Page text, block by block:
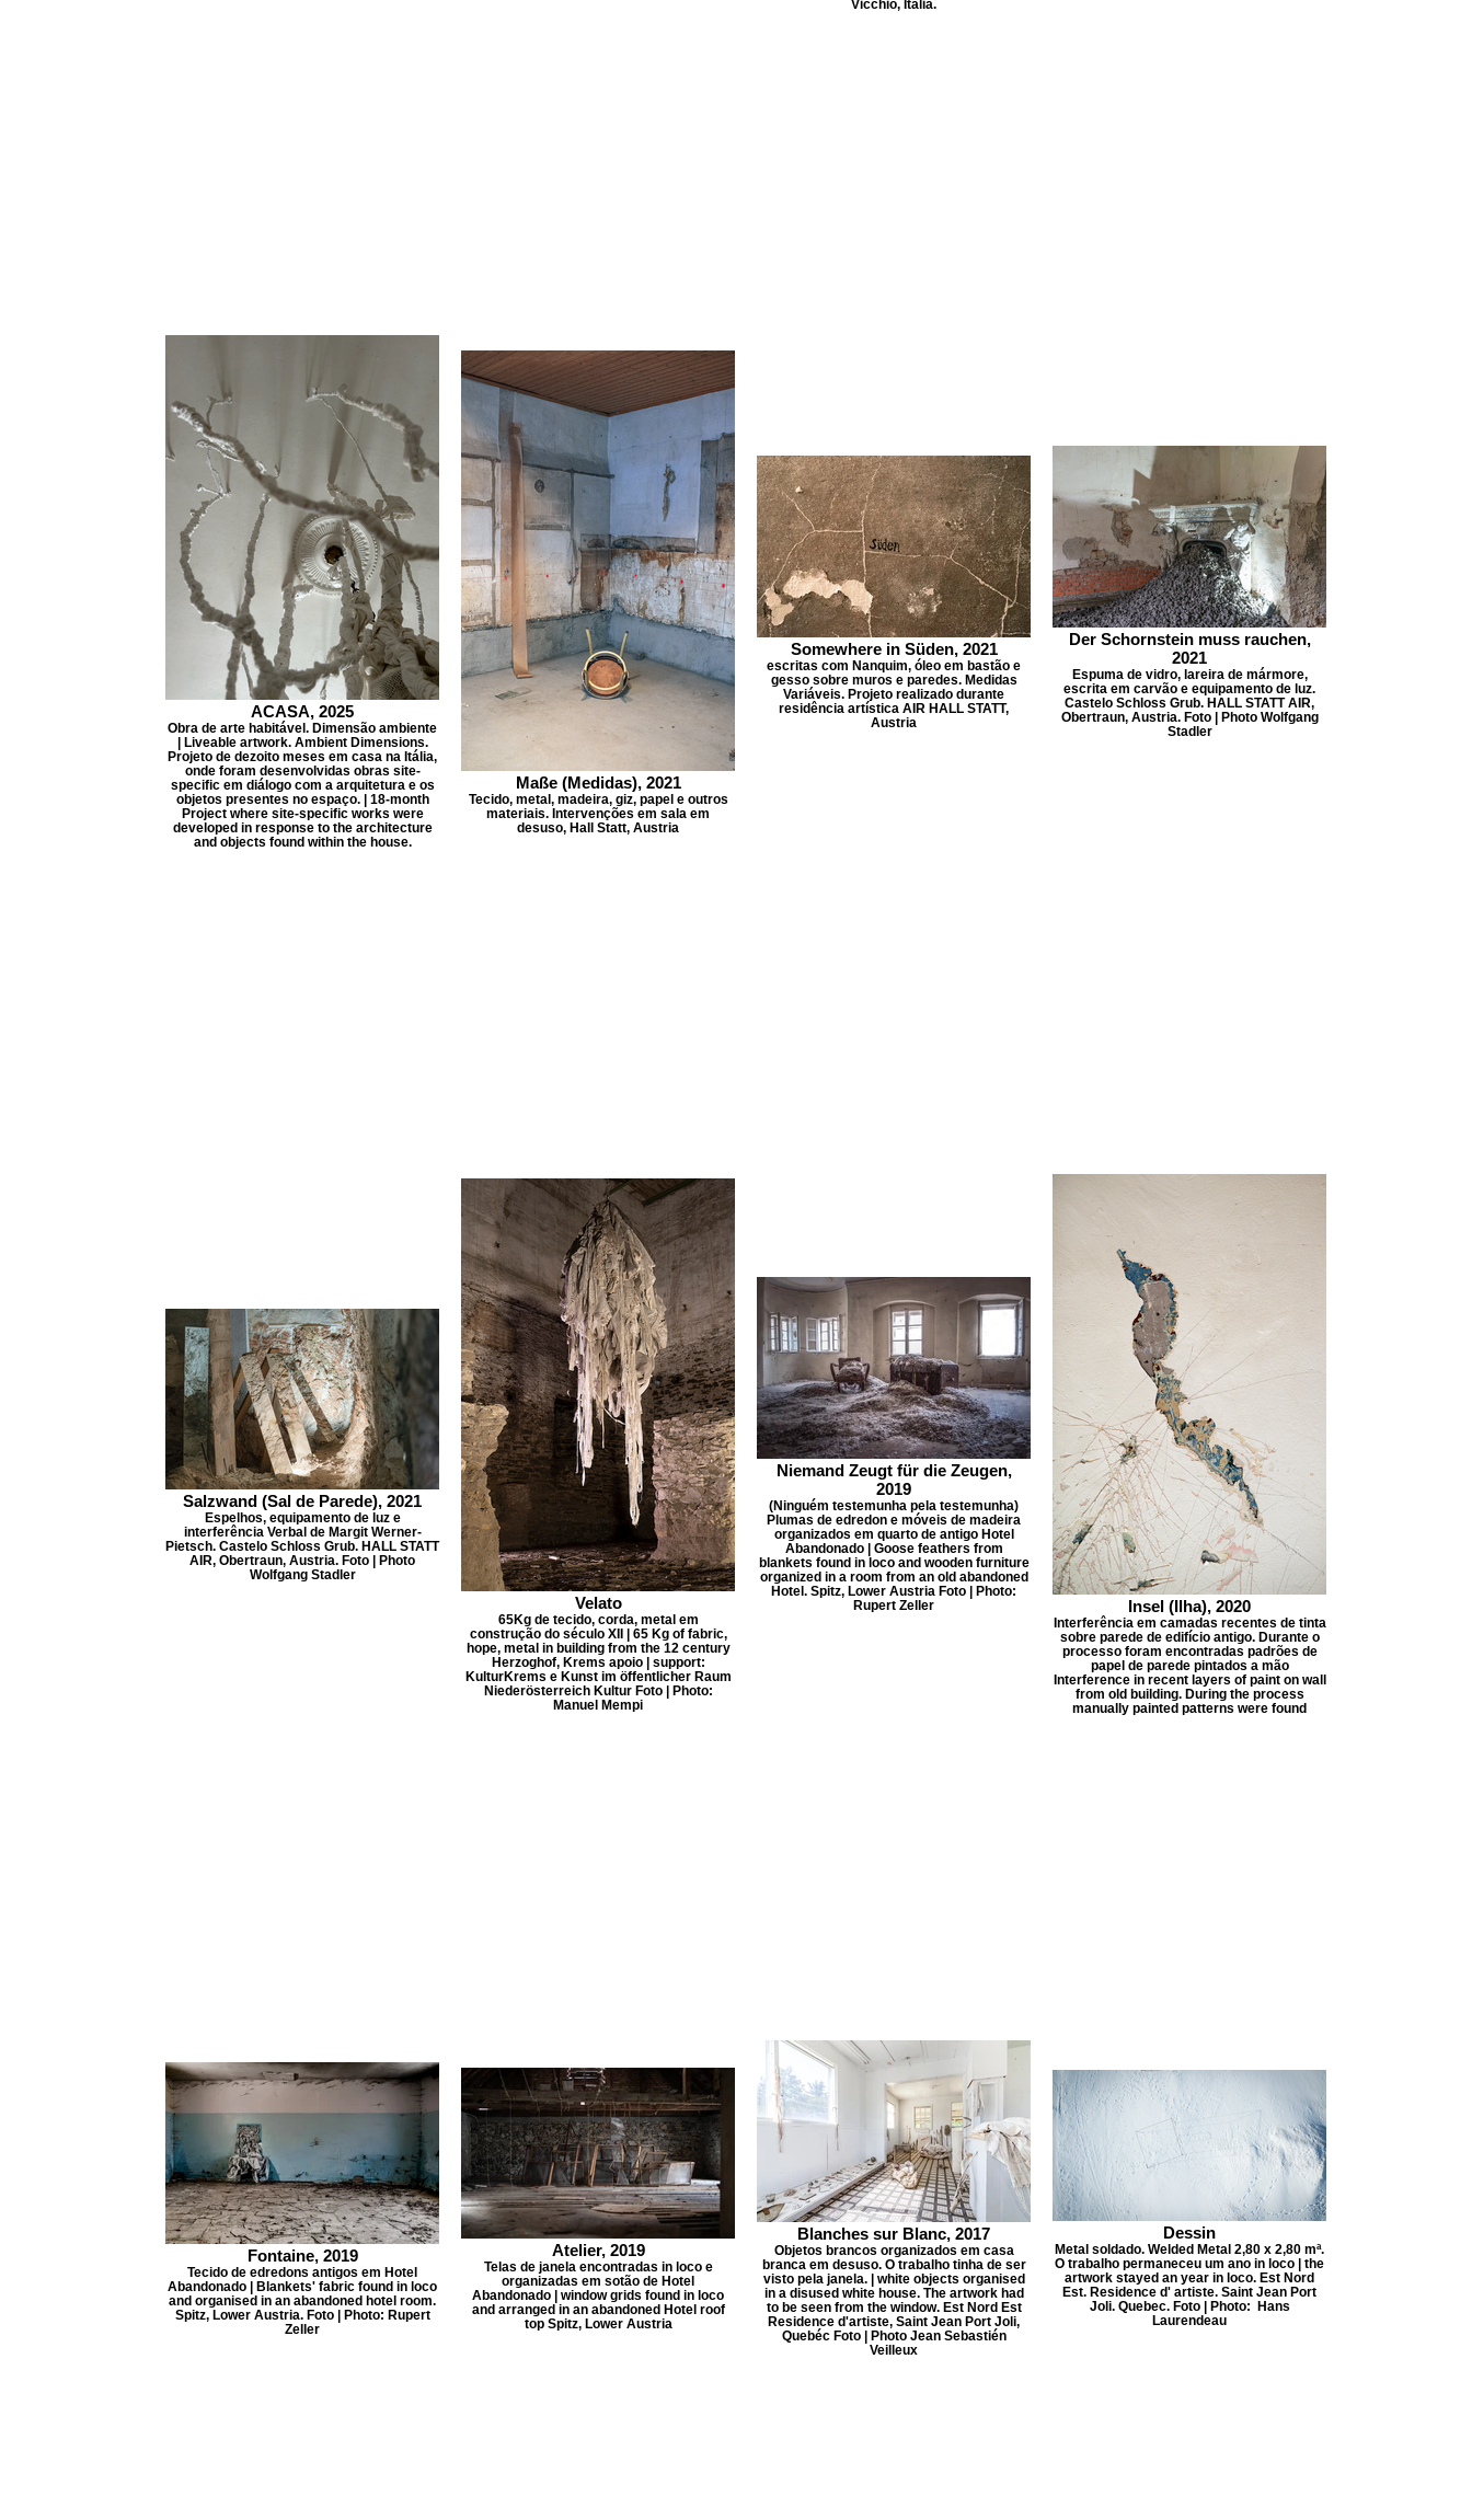
Vicchio, Italia.
ACASA, 2025
Obra de arte habitável. Dimensão ambiente
| Liveable artwork. Ambient Dimensions.
Projeto de dezoito meses em casa na Itália,
onde foram desenvolvidas obras site-
specific em diálogo com a arquitetura e os
objetos presentes no espaço. | 18-month
Project where site-specific works were
developed in response to the architecture
and objects found within the house.
Maße (Medidas), 2021
Tecido, metal, madeira, giz, papel e outros
materiais. Intervenções em sala em
desuso, Hall Statt, Austria
Somewhere in Süden, 2021
escritas com Nanquim, óleo em bastão e
gesso sobre muros e paredes. Medidas
Variáveis. Projeto realizado durante
residência artística AIR HALL STATT,
Austria
Der Schornstein muss rauchen,
2021
Espuma de vidro, lareira de mármore,
escrita em carvão e equipamento de luz.
Castelo Schloss Grub. HALL STATT AIR,
Obertraun, Austria. Foto | Photo Wolfgang
Stadler
Salzwand (Sal de Parede), 2021
Espelhos, equipamento de luz e
interferência Verbal de Margit Werner-
Pietsch. Castelo Schloss Grub. HALL STATT
AIR, Obertraun, Austria. Foto | Photo
Wolfgang Stadler
Velato
65Kg de tecido, corda, metal em
construção do século XII | 65 Kg of fabric,
hope, metal in building from the 12 century
Herzoghof, Krems apoio | support:
KulturKrems e Kunst im öffentlicher Raum
Niederösterreich Kultur Foto | Photo:
Manuel Mempi
Niemand Zeugt für die Zeugen,
2019
(Ninguém testemunha pela testemunha)
Plumas de edredon e móveis de madeira
organizados em quarto de antigo Hotel
Abandonado | Goose feathers from
blankets found in loco and wooden furniture
organized in a room from an old abandoned
Hotel. Spitz, Lower Austria Foto | Photo:
Rupert Zeller
Insel (Ilha), 2020
Interferência em camadas recentes de tinta
sobre parede de edifício antigo. Durante o
processo foram encontradas padrões de
papel de parede pintados a mão
Interference in recent layers of paint on wall
from old building. During the process
manually painted patterns were found
Fontaine, 2019
Tecido de edredons antigos em Hotel
Abandonado | Blankets' fabric found in loco
and organised in an abandoned hotel room.
Spitz, Lower Austria. Foto | Photo: Rupert
Zeller
Atelier, 2019
Telas de janela encontradas in loco e
organizadas em sotão de Hotel
Abandonado | window grids found in loco
and arranged in an abandoned Hotel roof
top Spitz, Lower Austria
Blanches sur Blanc, 2017
Objetos brancos organizados em casa
branca em desuso. O trabalho tinha de ser
visto pela janela. | white objects organised
in a disused white house. The artwork had
to be seen from the window. Est Nord Est
Residence d'artiste, Saint Jean Port Joli,
Quebéc Foto | Photo Jean Sebastién
Veilleux
Dessin
Metal soldado. Welded Metal 2,80 x 2,80 mª.
O trabalho permaneceu um ano in loco | the
artwork stayed an year in loco. Est Nord
Est. Residence d' artiste. Saint Jean Port
Joli. Quebec. Foto | Photo: Hans
Laurendeau